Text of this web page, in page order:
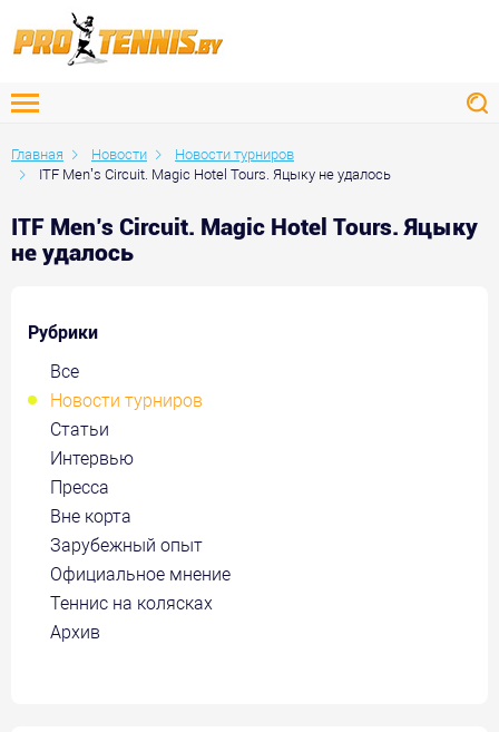
Главная Новости
Новости турниров
ITF Men’s Circuit. Magic Hotel Tours. Яцыку не удалось
ITF Men’s Circuit. Magic Hotel Tours. Яцыку
не удалось
Рубрики
Все
Новости турниров
Статьи
Интервью
Пресса
Вне корта
Зарубежный опыт
Официальное мнение
Теннис на колясках
Архив